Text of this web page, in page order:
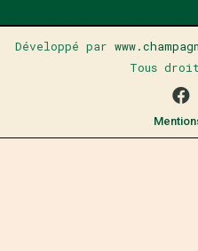
Développé par
Tous